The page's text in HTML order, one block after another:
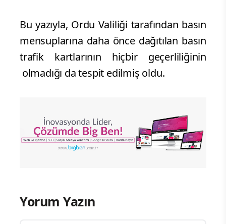
Bu yazıyla, Ordu Valiliği tarafından basın
mensuplarına daha önce dağıtılan basın
trafik kartlarının hiçbir geçerliliğinin
olmadığı da tespit edilmiş oldu.
Yorum Yazın